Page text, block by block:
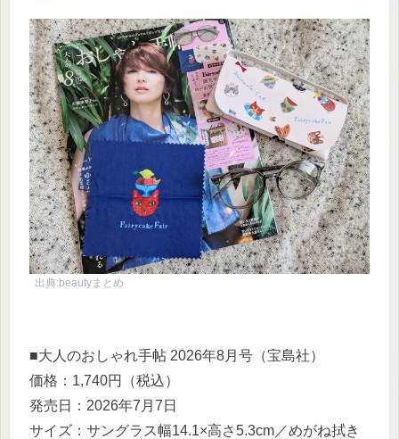
出典:beautyまとめ
■大人のおしゃれ手帖 2026年8月号（宝島社）
価格：1,740円（税込）
発売日：2026年7月7日
サイズ：サングラス幅14.1×高さ5.3cm／めがね拭き